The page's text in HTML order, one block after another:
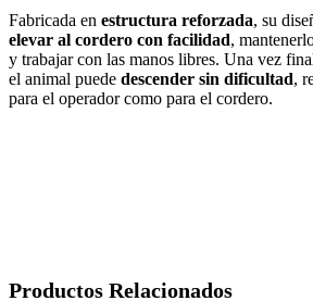
Fabricada en estructura reforzada, su
elevar al cordero con facilidad,
y trabajar con las manos libres. Una vez
el animal puede descender sin dificultad,
para el operador como para el cordero.
Productos Relacionados